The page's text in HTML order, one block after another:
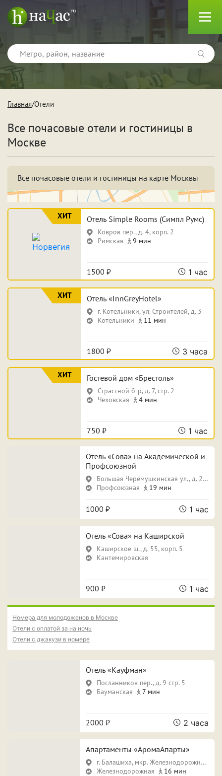
Тип
Квартиры
Поводы
Свидание
Поспать и отдохнуть
Для новобрачных
Фотосессия
Сауна Джакузи
ПРИМЕНИТЬ ФИЛЬТРЫ ЗАКРЫТЬ
Главная Отели
Все почасовые отели и гостиницы в
Москве
Все почасовые отели и гостиницы на карте Москвы
ХИТ Отель Simple Rooms (Симпл Румс)
Ковров пер., д. 4, корп. 2
Римская
9 мин
1500 ₽ 1 час
ХИТ Отель «InnGreyHotel»
г. Котельники, ул. Строителей, д. 3
Котельники
11 мин
1800 ₽ 3 часа
ХИТ Гостевой дом «Брестоль»
Страстной б-р, д. 7, стр. 2
Чеховская
4 мин
750 ₽ 1 час
Отель «Сова» на Академической и
Профсоюзной
Большая Черёмушкинская ул., д. 25, корп. 1
Профсоюзная
19 мин
1000 ₽ 1 час
Отель «Сова» на Каширской
Каширское ш., д. 55, корп. 5
Кантемировская
900 ₽ 1 час
Номера для молодоженов в Москве
Отели с оплатой за на ночь
Отели с джакузи в номере
Отель «Кауфман»
Посланников пер., д. 9 стр. 5
Бауманская
7 мин
2000 ₽ 2 часа
Апартаменты «АромаАпарты»
г. Балашиха, мкр. Железнодорожный, ул. Новая, д. 26
Железнодорожная
16 мин